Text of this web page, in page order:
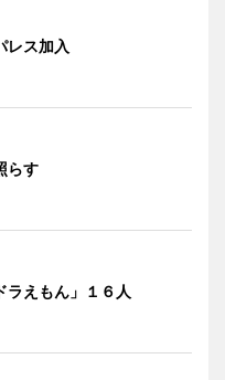
レス加入
らす
ラえもん」１６人